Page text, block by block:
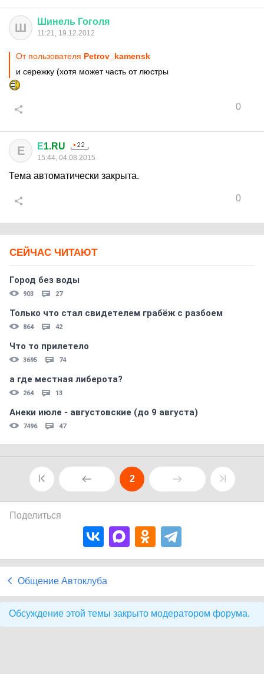
Ш Шинель Гоголя
11:21, 19.12.2012
От пользователя Petrov_kamensk
и сережку (хотя может часть от люстры
0
Е Е1.RU
15:44, 04.08.2015
Тема автоматически закрыта.
0
СЕЙЧАС ЧИТАЮТ
Город без воды
903 27
Только что стал свидетелем грабёж с разбоем
864 42
Что то прилетело
3695 74
а где местная либерота?
264 13
Анеки июле - августовские (до 9 августа)
7496 47
2
Поделиться
Общение Автоклуба
Обсуждение этой темы закрыто модератором форума.